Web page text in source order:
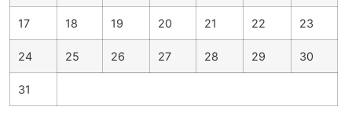
17 18 19 20 21 22 23
24 25 26 27 28 29 30
31